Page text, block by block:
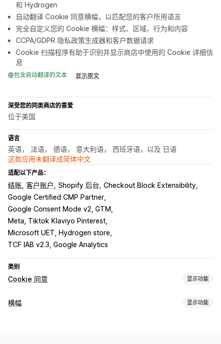
和 Hydrogen
自动翻译 Cookie 同意横幅，以匹配您的客户所用语言
完全自定义您的 Cookie 横幅：样式、区域、行为和内容
CCPA/GDPR 隐私政策生成器和客户数据请求
Cookie 扫描程序有助于识别并显示商店中使用的 Cookie 详细信
息
包含自动翻译的文本 显示原文
深受您的同类商店的喜爱
位于美国
语言
英语， 法语， 德语， 意大利语， 西班牙语，以及 日语
这款应用未翻译成简体中文
适配以下产品：
结账 客户账户 Shopify 后台 Checkout Block Extensibility
Google Certified CMP Partner
Google Consent Mode v2, GTM
Meta, Tiktok Klaviyo Pinterest
Microsoft UET, Hydrogen store
TCF IAB v2.3, Google Analytics
类别
Cookie 同意 显示功能
展示选项
横幅 显示功能